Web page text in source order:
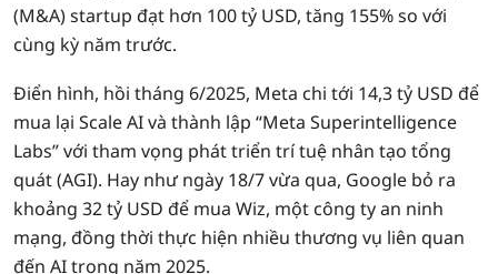
(M&A) startup đạt hơn 100 tỷ USD, tăng 155% so với
cùng kỳ năm trước.
Điển hình, hồi tháng 6/2025, Meta chi tới 14,3 tỷ USD để
mua lại Scale AI và thành lập “Meta Superintelligence
Labs” với tham vọng phát triển trí tuệ nhân tạo tổng
quát (AGI). Hay như ngày 18/7 vừa qua, Google bỏ ra
khoảng 32 tỷ USD để mua Wiz, một công ty an ninh
mạng, đồng thời thực hiện nhiều thương vụ liên quan
đến AI trong năm 2025.